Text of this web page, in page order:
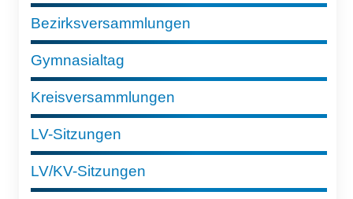
Bezirksversammlungen
Gymnasialtag
Kreisversammlungen
LV-Sitzungen
LV/KV-Sitzungen